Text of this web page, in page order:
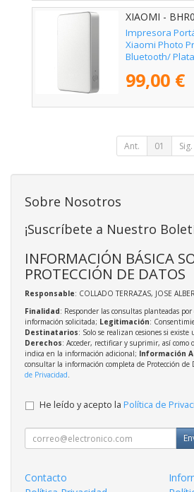
XIAOMI -
Impresora
Xiaomi Photo
Bluetooth/ Plata
99,00 €
Ant. 01 Sig.
Sobre Nosotros
¡Suscríbete a Nuestro
INFORMACIÓN BÁSICA
PROTECCIÓN DE DATOS
Responsable: COLLADO TERRAZAS, JOSE
Finalidad: Responder las consultas planteadas
información solicitada; Legitimación:
Destinatarios: Solo se realizan cesiones si existe
Derechos: Acceder, rectificar y suprimir, así como
indica en la información adicional; Información
consultar la información completa de Protección de
de Privacidad.
He leído y acepto la Política de
Contacto